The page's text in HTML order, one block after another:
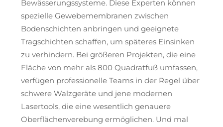
Bewässerungssysteme. Diese Experten können
spezielle Gewebemembranen zwischen
Bodenschichten anbringen und geeignete
Tragschichten schaffen, um späteres Einsinken
zu verhindern. Bei größeren Projekten, die eine
Fläche von mehr als 800 Quadratfuß umfassen,
verfügen professionelle Teams in der Regel über
schwere Walzgeräte und jene modernen
Lasertools, die eine wesentlich genauere
Oberflächenverebung ermöglichen. Und mal